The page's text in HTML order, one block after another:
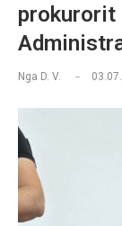
prokurorit
Nga D. V.